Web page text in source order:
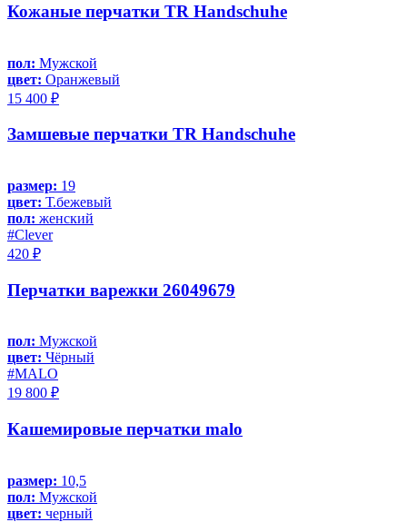
Кожаные перчатки TR Handschuhe
пол: Мужской
цвет: Оранжевый
15 400 ₽
Замшевые перчатки TR Handschuhe
размер: 19
цвет: Т.бежевый
пол: женский
#Clever
420 ₽
Перчатки варежки 26049679
пол: Мужской
цвет: Чёрный
#MALO
19 800 ₽
Кашемировые перчатки malo
размер: 10,5
пол: Мужской
цвет: черный